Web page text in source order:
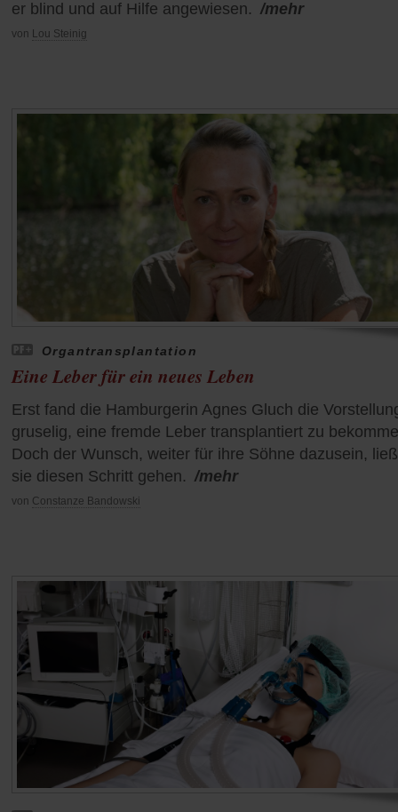
er blind und auf Hilfe angewiesen. /mehr
von Lou Steinig
Organtransplantation
Eine Leber für ein neues Leben
Erst fand die Hamburgerin Agnes Gluch die
gruselig, eine fremde Leber transplantiert zu
Doch der Wunsch, weiter für ihre Söhne dazusein,
sie diesen Schritt gehen. /mehr
von Constanze Bandowski